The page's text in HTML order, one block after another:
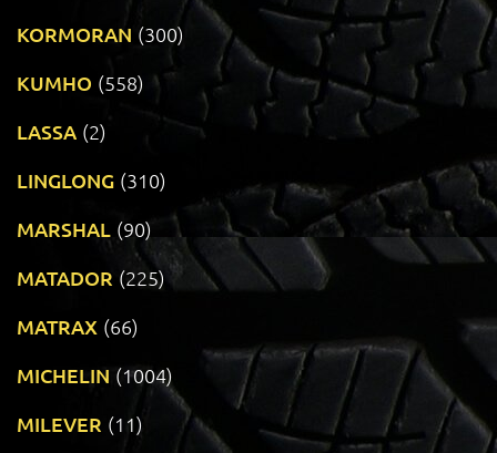
KORMORAN (300)
KUMHO (558)
LASSA (2)
LINGLONG (310)
MARSHAL (90)
MATADOR (225)
MATRAX (66)
MICHELIN (1004)
MILEVER (11)